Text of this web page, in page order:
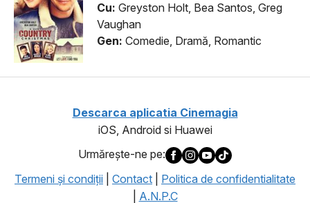
Cu: Greyston Holt, Bea Santos, Greg
Vaughan
Gen: Comedie, Dramă, Romantic
Descarca aplicatia Cinemagia
iOS, Android si Huawei
Urmăreşte-ne pe:
Termeni şi condiţii
Contact
Politica de confidentialitate
A.N.P.C